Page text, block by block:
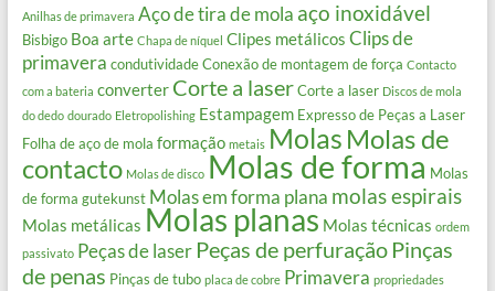
Anilhas de primavera Aço de tira de mola aço inoxidável
Bisbigo Boa arte Chapa de níquel Clipes metálicos Clips de
primavera condutividade Conexão de montagem de força Contacto
com a bateria converter Corte a laser Corte a laser Discos de mola
do dedo dourado Eletropolishing Estampagem Expresso de Peças a Laser
Folha de aço de mola formação metais Molas Molas de
contacto Molas de disco Molas de forma Molas
de forma gutekunst Molas em forma plana molas espirais
Molas metálicas Molas planas Molas técnicas ordem
passivato Peças de laser Peças de perfuração Pinças
de penas Pinças de tubo placa de cobre Primavera propriedades